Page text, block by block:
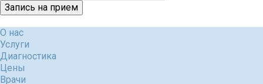
Запись на прием
О нас
Услуги
Диагностика
Цены
Врачи